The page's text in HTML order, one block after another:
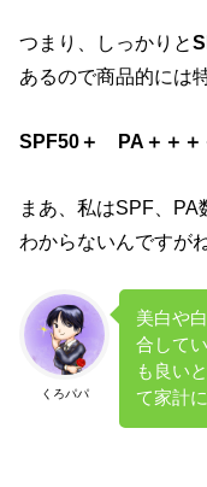
つまり、しっかりと
あるので商品的には
SPF50＋ PA＋＋＋
まあ、私はSPF、PA
わからないんですが
くろパパ
美白や
合して
も良い
て家計